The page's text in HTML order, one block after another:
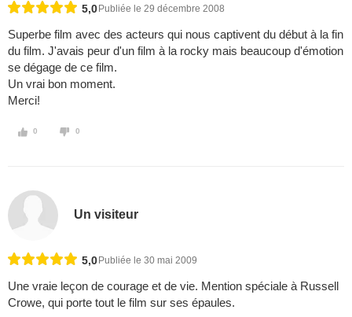
5,0 Publiée le 29 décembre 2008
Superbe film avec des acteurs qui nous captivent du début à la fin
du film. J'avais peur d'un film à la rocky mais beaucoup d'émotion
se dégage de ce film.
Un vrai bon moment.
Merci!
0 0
Un visiteur
5,0 Publiée le 30 mai 2009
Une vraie leçon de courage et de vie. Mention spéciale à Russell
Crowe, qui porte tout le film sur ses épaules.